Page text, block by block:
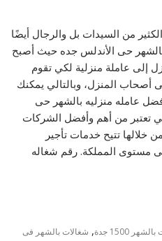
من السيدات بل والرجال أيضًا
حى الأندلس جده حيث أصبح
إلى عاملة منزلية لكي تقوم
أصحاب المنزل، وبالتالي يمكنك
عامله منزليه بالشهر حى
تعتبر من أهم وأفضل الشركات
تتيح خدمات تأجير
مستوى المملكة. رقم شغاله
1500 جدة , شغالات بالشهر فى